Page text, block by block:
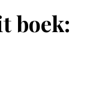
boek: